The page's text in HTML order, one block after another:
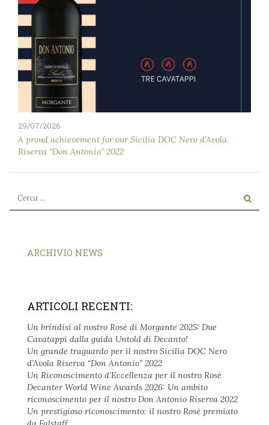
29/07/2026
A proud achievement for our Sicilia DOC Nero d’Avola
Riserva “Don Antonio” 2022
ARCHIVIO NEWS
ARTICOLI RECENTI:
Un brindisi al nostro Rosè di Morgante 2025: Due
Cavatappi dalla guida Untold di Decanto!
Un grande traguardo per il nostro Sicilia DOC Nero
d’Avola Riserva “Don Antonio” 2022
Un Riconoscimento d’Eccellenza per il nostro Rosé
Decanter World Wine Awards 2026: Un ambito
riconoscimento per il nostro Don Antonio Riserva 2022
Un prestigioso riconoscimento: il nostro Rosé premiato